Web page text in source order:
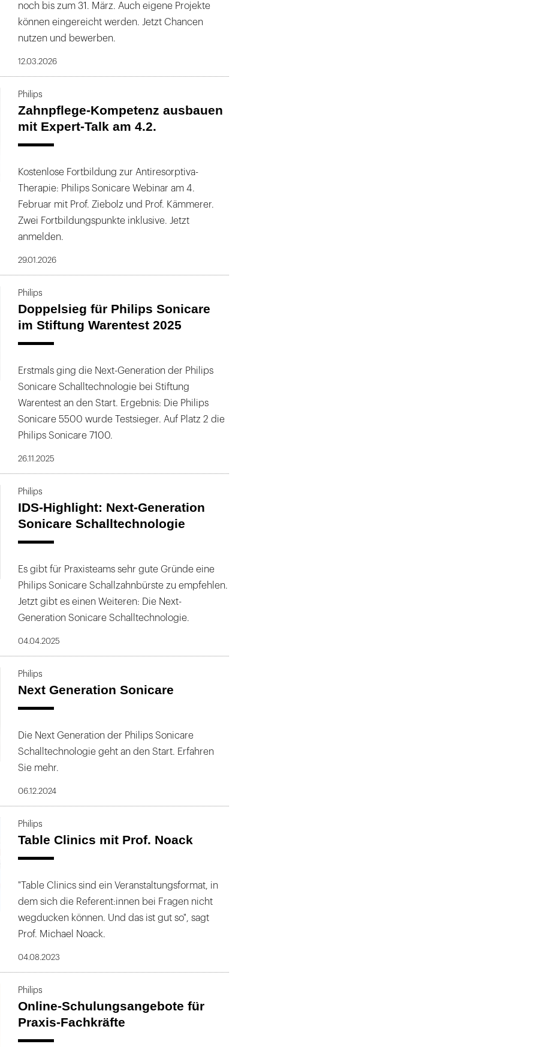
noch bis zum 31. März. Auch eigene Projekte
können eingereicht werden. Jetzt Chancen
nutzen und bewerben.
12.03.2026
Philips
Zahnpflege-Kompetenz ausbauen
mit Expert-Talk am 4.2.
Kostenlose Fortbildung zur Antiresorptiva-
Therapie: Philips Sonicare Webinar am 4.
Februar mit Prof. Ziebolz und Prof. Kämmerer.
Zwei Fortbildungspunkte inklusive. Jetzt
anmelden.
29.01.2026
Philips
Doppelsieg für Philips Sonicare
im Stiftung Warentest 2025
Erstmals ging die Next-Generation der Philips
Sonicare Schalltechnologie bei Stiftung
Warentest an den Start. Ergebnis: Die Philips
Sonicare 5500 wurde Testsieger. Auf Platz 2 die
Philips Sonicare 7100.
26.11.2025
Philips
IDS-Highlight: Next-Generation
Sonicare Schalltechnologie
Es gibt für Praxisteams sehr gute Gründe eine
Philips Sonicare Schallzahnbürste zu empfehlen.
Jetzt gibt es einen Weiteren: Die Next-
Generation Sonicare Schalltechnologie.
04.04.2025
Philips
Next Generation Sonicare
Die Next Generation der Philips Sonicare
Schalltechnologie geht an den Start. Erfahren
Sie mehr.
06.12.2024
Philips
Table Clinics mit Prof. Noack
"Table Clinics sind ein Veranstaltungsformat, in
dem sich die Referent:innen bei Fragen nicht
wegducken können. Und das ist gut so", sagt
Prof. Michael Noack.
04.08.2023
Philips
Online-Schulungsangebote für
Praxis-Fachkräfte